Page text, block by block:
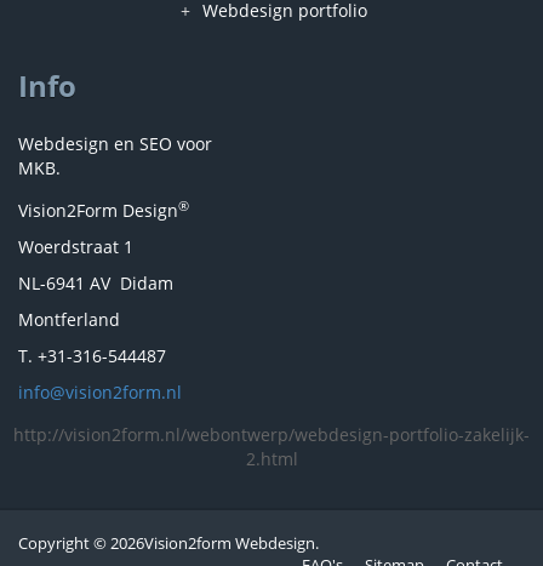
Webdesign portfolio
Info
Webdesign en SEO voor
MKB.
Vision2Form Design®
Woerdstraat 1
NL-6941 AV Didam
Montferland
T. +31-316-544487
info@vision2form.nl
http://vision2form.nl/webontwerp/webdesign-portfolio-zakelijk-
2.html
Copyright© 2026Vision2form Webdesign.